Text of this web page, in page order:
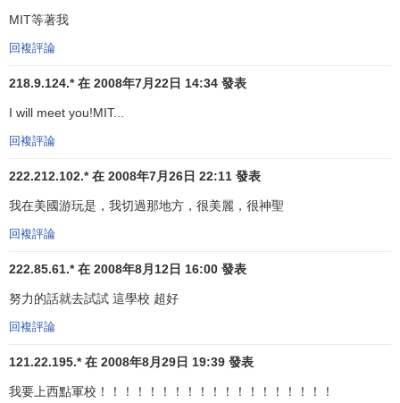
院，後來又增設了政治學系、心理學系和哲學系，分院擁有
一批人文學家和社會科學家。人文學系開設歷史、文學、寫
二主修課。內森·西林、西里爾·S·史密斯、威廉·C·格林都是
MIT培養出來的著名人文學者。MIT擁有世界上第一流的語言
的專家學者。國家科學基金會在一篇論述在本世紀社會科學
領域中最偉大成就的文章中，曾公佈了一批傑出學者的名
會科學之間的相互影響已為人們所承認。這種相互影響在MIT
的教學和科研工作中，歷來體現的很明顯。格雷院長曾預
言：MIT對工程技術人員進行人文學科教育的做法，“很有可
展，也是為生活做準備。因而學生受教育的整體環境是重要
的。以培養工程技術人才為主的MIT，越來越重視文科教育，
MIT等著我
回複評論
218.9.124.* 在 2008年7月22日 14:34 發表
I will meet you!MIT...
回複評論
222.212.102.* 在 2008年7月26日 22:11 發表
我在美國游玩是，我切過那地方，很美麗，很神聖
回複評論
222.85.61.* 在 2008年8月12日 16:00 發表
努力的話就去試試 這學校 超好
回複評論
121.22.195.* 在 2008年8月29日 19:39 發表
我要上西點軍校！！！！！！！！！！！！！！！！！！！